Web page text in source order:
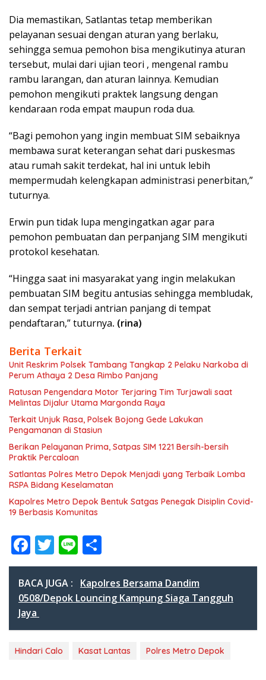
Dia memastikan, Satlantas tetap memberikan
pelayanan sesuai dengan aturan yang berlaku,
sehingga semua pemohon bisa mengikutinya aturan
tersebut, mulai dari ujian teori , mengenal rambu
rambu larangan, dan aturan lainnya. Kemudian
pemohon mengikuti praktek langsung dengan
kendaraan roda empat maupun roda dua.
“Bagi pemohon yang ingin membuat SIM sebaiknya
membawa surat keterangan sehat dari puskesmas
atau rumah sakit terdekat, hal ini untuk lebih
mempermudah kelengkapan administrasi penerbitan,”
tuturnya.
Erwin pun tidak lupa mengingatkan agar para
pemohon pembuatan dan perpanjang SIM mengikuti
protokol kesehatan.
“Hingga saat ini masyarakat yang ingin melakukan
pembuatan SIM begitu antusias sehingga membludak,
dan sempat terjadi antrian panjang di tempat
pendaftaran,” tuturnya. (rina)
Berita Terkait
Unit Reskrim Polsek Tambang Tangkap 2 Pelaku Narkoba di
Perum Athaya 2 Desa Rimbo Panjang
Ratusan Pengendara Motor Terjaring Tim Turjawali saat
Melintas Dijalur Utama Margonda Raya
Terkait Unjuk Rasa, Polsek Bojong Gede Lakukan
Pengamanan di Stasiun
Berikan Pelayanan Prima, Satpas SIM 1221 Bersih-bersih
Praktik Percaloan
Satlantas Polres Metro Depok Menjadi yang Terbaik Lomba
RSPA Bidang Keselamatan
Kapolres Metro Depok Bentuk Satgas Penegak Disiplin Covid-
19 Berbasis Komunitas
F
ac
e
b
o
k
T
w
itt
er
Li
n
e
h
ar
e
BACA JUGA :
Kapolres Bersama Dandim
0508/Depok Louncing Kampung Siaga Tangguh
Jaya
Hindari Calo Kasat Lantas Polres Metro Depok